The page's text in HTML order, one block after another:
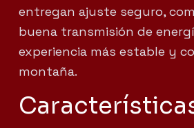
entregan ajuste seguro,
buena transmisión de
experiencia más estable y
montaña.